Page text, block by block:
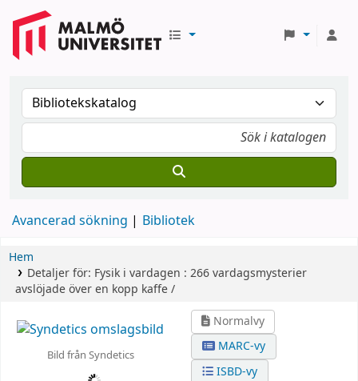
Avancerad sökning Bibliotek
Hem
Detaljer för: Fysik i vardagen : 266 vardagsmysterier
avslöjade över en kopp kaffe /
Bild från Syndetics
Normalvy
MARC-vy
ISBD-vy